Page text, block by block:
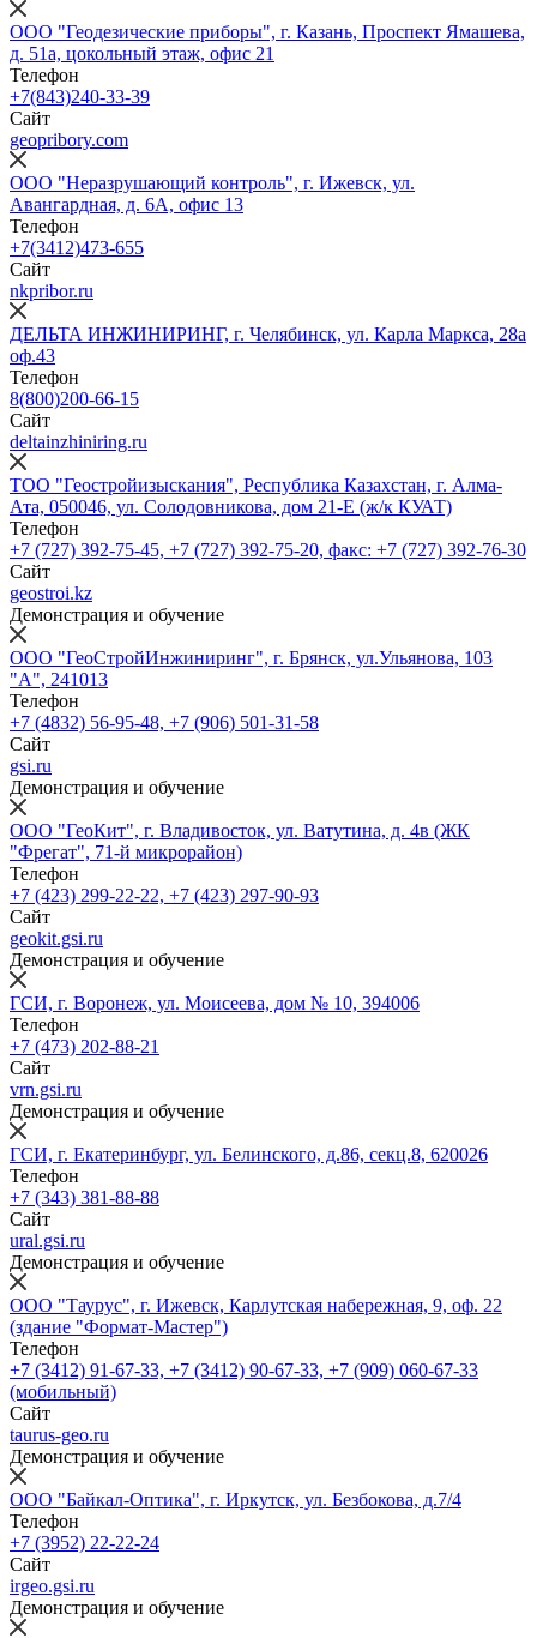
ООО "Геодезические приборы", г. Казань, Проспект Ямашева,
д. 51а, цокольный этаж, офис 21
Телефон
+7(843)240-33-39
Сайт
geopribory.com
ООО "Неразрушающий контроль", г. Ижевск, ул.
Авангардная, д. 6A, офис 13
Телефон
+7(3412)473-655
Сайт
nkpribor.ru
ДЕЛЬТА ИНЖИНИРИНГ, г. Челябинск, ул. Карла Маркса, 28а
оф.43
Телефон
8(800)200-66-15
Сайт
deltainzhiniring.ru
ТОО "Геостройизыскания", Республика Казахстан, г. Алма-
Ата, 050046, ул. Солодовникова, дом 21-Е (ж/к КУАТ)
Телефон
+7 (727) 392-75-45, +7 (727) 392-75-20, факс: +7 (727) 392-76-30
Сайт
geostroi.kz
Демонстрация и обучение
ООО "ГеоСтройИнжиниринг", г. Брянск, ул.Ульянова, 103
"А", 241013
Телефон
+7 (4832) 56-95-48, +7 (906) 501-31-58
Сайт
gsi.ru
Демонстрация и обучение
ООО "ГеоКит", г. Владивосток, ул. Ватутина, д. 4в (ЖК
"Фрегат", 71-й микрорайон)
Телефон
+7 (423) 299-22-22, +7 (423) 297-90-93
Сайт
geokit.gsi.ru
Демонстрация и обучение
ГСИ, г. Воронеж, ул. Моисеева, дом № 10, 394006
Телефон
+7 (473) 202-88-21
Сайт
vrn.gsi.ru
Демонстрация и обучение
ГСИ, г. Екатеринбург, ул. Белинского, д.86, секц.8, 620026
Телефон
+7 (343) 381-88-88
Сайт
ural.gsi.ru
Демонстрация и обучение
ООО "Таурус", г. Ижевск, Карлутская набережная, 9, оф. 22
(здание "Формат-Мастер")
Телефон
+7 (3412) 91-67-33, +7 (3412) 90-67-33, +7 (909) 060-67-33
(мобильный)
Сайт
taurus-geo.ru
Демонстрация и обучение
ООО "Байкал-Оптика", г. Иркутск, ул. Безбокова, д.7/4
Телефон
+7 (3952) 22-22-24
Сайт
irgeo.gsi.ru
Демонстрация и обучение